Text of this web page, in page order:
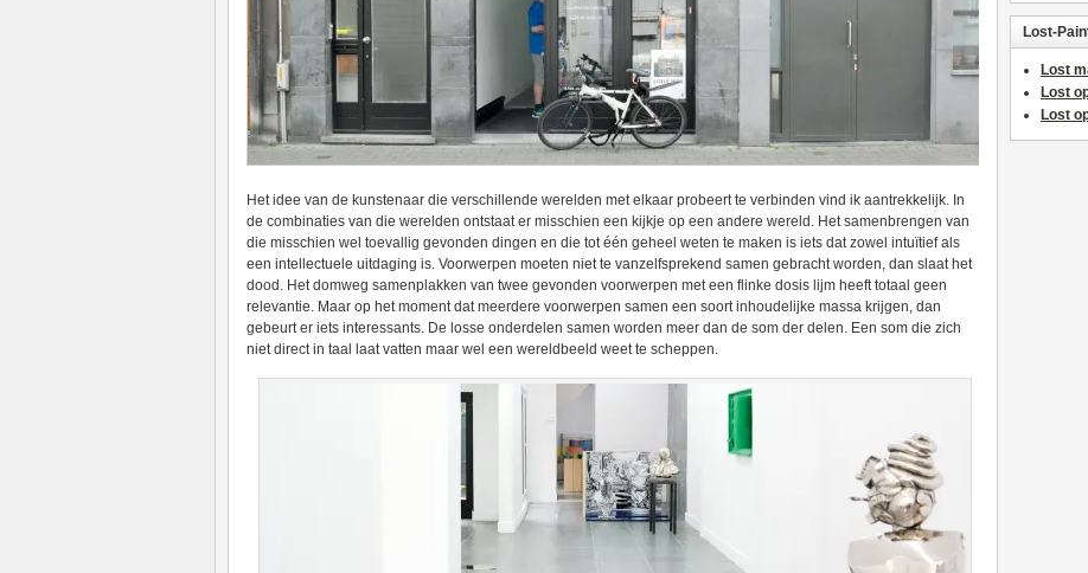
Het idee van de kunstenaar die verschillende werelden met elkaar probeert te verbinden vind ik aantrekkelijk. In
de combinaties van die werelden ontstaat er misschien een kijkje op een andere wereld. Het samenbrengen van
die misschien wel toevallig gevonden dingen en die tot één geheel weten te maken is iets dat zowel intuïtief als
een intellectuele uitdaging is. Voorwerpen moeten niet te vanzelfsprekend samen gebracht worden, dan slaat het
dood. Het domweg samenplakken van twee gevonden voorwerpen met een flinke dosis lijm heeft totaal geen
relevantie. Maar op het moment dat meerdere voorwerpen samen een soort inhoudelijke massa krijgen, dan
gebeurt er iets interessants. De losse onderdelen samen worden meer dan de som der delen. Een som die zich
niet direct in taal laat vatten maar wel een wereldbeeld weet te scheppen.
Lost-
Lost
Lost
Lost